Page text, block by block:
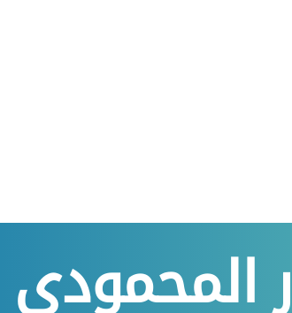
المحمودي